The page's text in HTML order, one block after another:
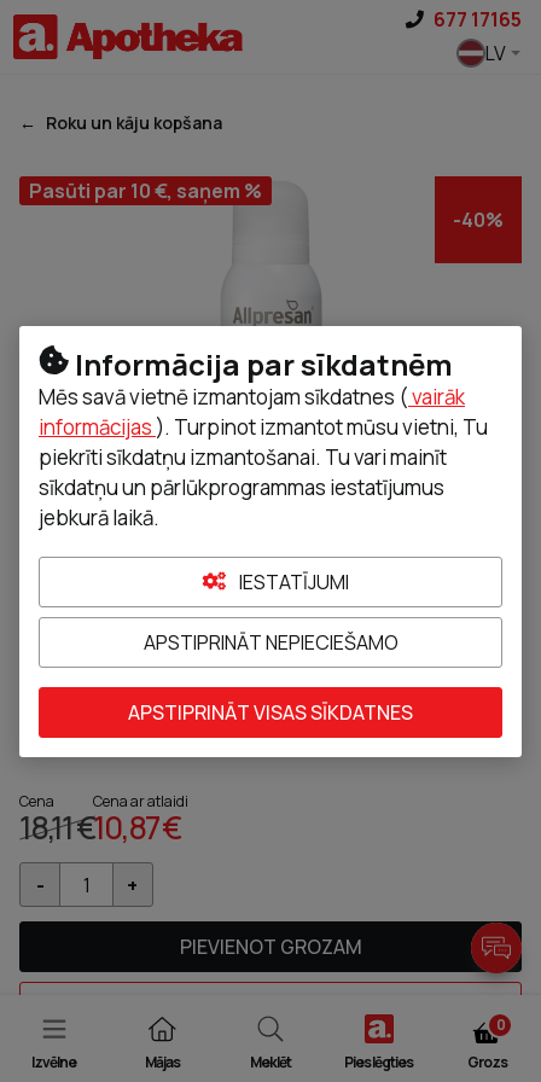
677 17165
LV
Izvēlne Mājas Meklēt Pieslēgties
0
Grozs
Roku un kāju kopšana
Pasūti par 10 €, saņem %
-40%
ALLPRESAN *3 putas-krēms ļoti sausai
kāju ādai, 125ml
Pievienot pie izlases
Cena
18,11 €
Cena ar atlaidi
10,87 €
PIEVIENOT GROZAM
Informācija par sīkdatnēm
Mēs savā vietnē izmantojam sīkdatnes (vairāk
informācijas ). Turpinot izmantot mūsu vietni, Tu
piekrīti sīkdatņu izmantošanai. Tu vari mainīt
sīkdatņu un pārlūkprogrammas iestatījumus
jebkurā laikā.
IESTATĪJUMI
APSTIPRINĀT NEPIECIEŠAMO
APSTIPRINĀT VISAS SĪKDATNES